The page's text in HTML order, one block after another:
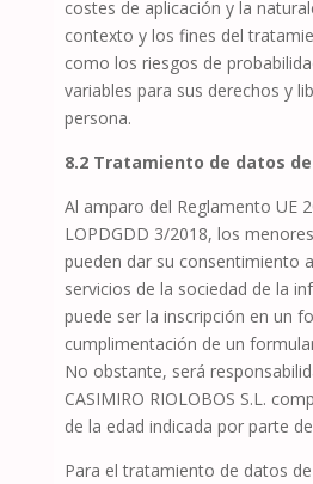
costes de aplicación y la
contexto y los fines del
como los riesgos de
variables para sus derechos y
persona.
8.2 Tratamiento de datos
Al amparo del Reglamento UE
LOPDGDD 3/2018, los
pueden dar su consentimiento
servicios de la sociedad de la
puede ser la inscripción en un
cumplimentación de un
No obstante, será
CASIMIRO RIOLOBOS S.L.
de la edad indicada por parte
Para el tratamiento de datos